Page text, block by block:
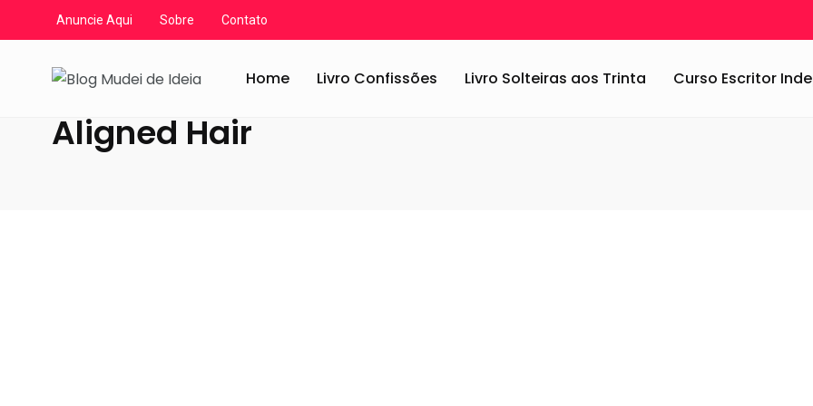
Anuncie Aqui Sobre Contato
Home Livro Confissões Livro Solteiras aos Trinta Curso Escritor
Blog Mudei de Ideia / Artigos / Aligned Hair
Aligned Hair